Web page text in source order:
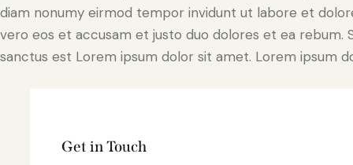
diam nonumy eirmod tempor invidunt ut labore et
vero eos et accusam et justo duo dolores et ea rebum.
sanctus est Lorem ipsum dolor sit amet. Lorem ipsum
Get in Touch